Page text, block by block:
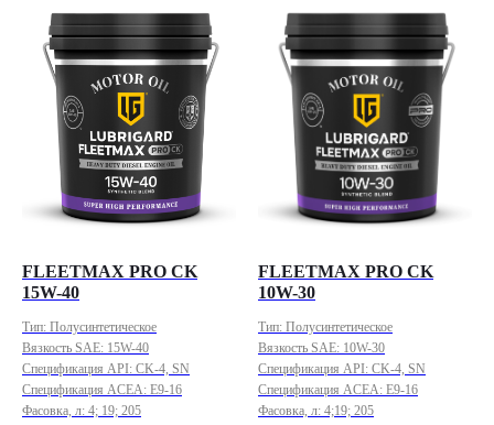
FLEETMAX PRO CK
15W-40
Тип: Полусинтетическое
Вязкость SAE: 15W-40
Спецификация API: CK-4, SN
Спецификация ACEA: E9-16
Фасовка, л: 4; 19; 205
FLEETMAX PRO CK
10W-30
Тип: Полусинтетическое
Вязкость SAE: 10W-30
Спецификация API: CK-4, SN
Спецификация ACEA: E9-16
Фасовка, л: 4;19; 205